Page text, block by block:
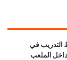
التدريب في